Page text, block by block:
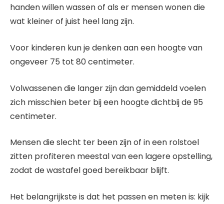
handen willen wassen of als er mensen wonen die
wat kleiner of juist heel lang zijn.
Voor kinderen kun je denken aan een hoogte van
ongeveer 75 tot 80 centimeter.
Volwassenen die langer zijn dan gemiddeld voelen
zich misschien beter bij een hoogte dichtbij de 95
centimeter.
Mensen die slecht ter been zijn of in een rolstoel
zitten profiteren meestal van een lagere opstelling,
zodat de wastafel goed bereikbaar blijft.
Het belangrijkste is dat het passen en meten is: kijk